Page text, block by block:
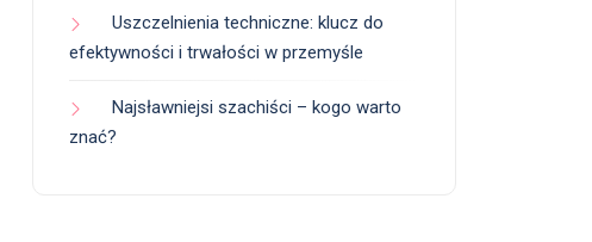
Uszczelnienia techniczne: klucz do
efektywności i trwałości w przemyśle
Najsławniejsi szachiści – kogo warto
znać?